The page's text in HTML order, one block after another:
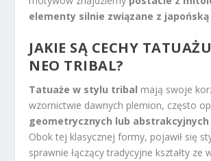
elementy silnie związane z
JAKIE SĄ CECHY
NEO TRIBAL?
Tatuaże w stylu tribal mają swoje
wzornictwie dawnych plemion, często
geometrycznych lub
Obok tej klasycznej formy, pojawił się
sprawnie łączący tradycyjne kształty ze